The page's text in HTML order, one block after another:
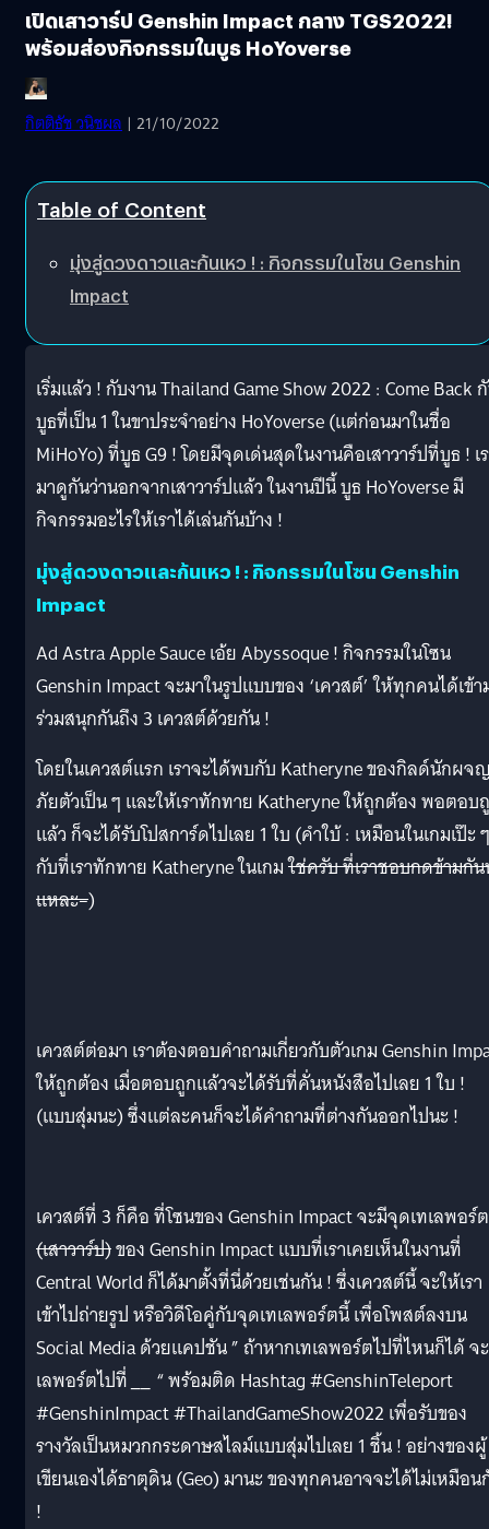
เปิดเสาวาร์ป Genshin Impact กลาง TGS2022!
พร้อมส่องกิจกรรมในบูธ HoYoverse
กิตติธัช วนิชผล | 21/10/2022
Table of Content
มุ่งสู่ดวงดาวและก้นเหว ! : กิจกรรมในโซน Genshin
Impact
เริ่มแล้ว ! กับงาน Thailand Game Show 2022 : Come Back
บูธที่เป็น 1 ในขาประจำอย่าง HoYoverse (แต่ก่อนมาในชื่อ
MiHoYo) ที่บูธ G9 ! โดยมีจุดเด่นสุดในงานคือเสาวาร์ปที่บูธ ! เ
มาดูกันว่านอกจากเสาวาร์ปแล้ว ในงานปีนี้ บูธ HoYoverse มี
กิจกรรมอะไรให้เราได้เล่นกันบ้าง !
มุ่งสู่ดวงดาวและก้นเหว ! : กิจกรรมในโซน Genshin
Impact
Ad Astra Apple Sauce เอ้ย Abyssoque ! กิจกรรมในโซน
Genshin Impact จะมาในรูปแบบของ ‘เควสต์’ ให้ทุกคนได้เข้า
ร่วมสนุกกันถึง 3 เควสต์ด้วยกัน !
โดยในเควสต์แรก เราจะได้พบกับ Katheryne ของกิลด์นักผจ
ภัยตัวเป็น ๆ และให้เราทักทาย Katheryne ให้ถูกต้อง พอตอบ
แล้ว ก็จะได้รับโปสการ์ดไปเลย 1 ใบ (คำใบ้ : เหมือนในเกมเป๊ะ ๆ
กับที่เราทักทาย Katheryne ในเกมใช่ครับ ที่เราชอบกดข้ามกั
แหละ–)
เควสต์ต่อมา เราต้องตอบคำถามเกี่ยวกับตัวเกม Genshin
ให้ถูกต้อง เมื่อตอบถูกแล้วจะได้รับที่คั่นหนังสือไปเลย 1 ใบ !
(แบบสุ่มนะ) ซึ่งแต่ละคนก็จะได้คำถามที่ต่างกันออกไปนะ !
เควสต์ที่ 3 ก็คือ ที่โซนของ Genshin Impact จะมีจุดเทเลพอร์ต
(เสาวาร์ป)ของ Genshin Impact แบบที่เราเคยเห็นในงานที่
Central World ก็ได้มาตั้งที่นี่ด้วยเช่นกัน ! ซึ่งเควสต์นี้ จะให้เรา
เข้าไปถ่ายรูป หรือวิดีโอคู่กับจุดเทเลพอร์ตนี้ เพื่อโพสต์ลงบน
Social Media ด้วยแคปชัน ” ถ้าหากเทเลพอร์ตไปที่ไหนก็ได้ จ
เลพอร์ตไปที่__ “ พร้อมติด Hashtag #GenshinTeleport
#GenshinImpact #ThailandGameShow2022 เพื่อรับของ
รางวัลเป็นหมวกกระดาษสไลม์แบบสุ่มไปเลย 1 ชิ้น ! อย่างของผู้
เขียนเองได้ธาตุดิน (Geo) มานะ ของทุกคนอาจจะได้ไม่เหมือ
!